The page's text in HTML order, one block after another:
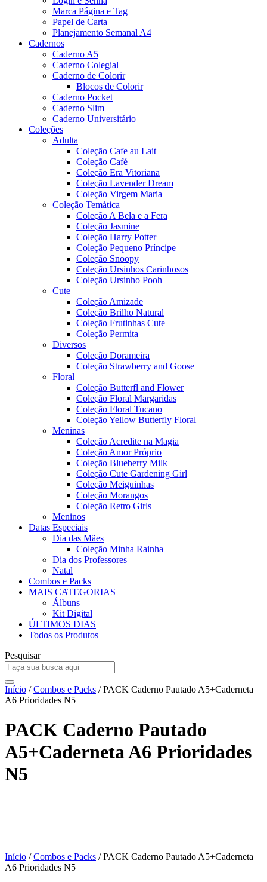
Marca Página e Tag
Papel de Carta
Planejamento Semanal A4
Cadernos
Caderno A5
Caderno Colegial
Caderno de Colorir
Blocos de Colorir
Caderno Pocket
Caderno Slim
Caderno Universitário
Coleções
Adulta
Coleção Cafe au Lait
Coleção Café
Coleção Era Vitoriana
Coleção Lavender Dream
Coleção Virgem Maria
Coleção Temática
Coleção A Bela e a Fera
Coleção Jasmine
Coleção Harry Potter
Coleção Pequeno Príncipe
Coleção Snoopy
Coleção Ursinhos Carinhosos
Coleção Ursinho Pooh
Cute
Coleção Amizade
Coleção Brilho Natural
Coleção Frutinhas Cute
Coleção Permita
Diversos
Coleção Dorameira
Coleção Strawberry and Goose
Floral
Coleção Butterfl and Flower
Coleção Floral Margaridas
Coleção Floral Tucano
Coleção Yellow Butterfly Floral
Meninas
Coleção Acredite na Magia
Coleção Amor Próprio
Coleção Blueberry Milk
Coleção Cute Gardening Girl
Coleção Meiguinhas
Coleção Morangos
Coleção Retro Girls
Meninos
Datas Especiais
Dia das Mães
Coleção Minha Rainha
Dia dos Professores
Natal
Combos e Packs
MAIS CATEGORIAS
Álbuns
Kit Digital
ÚLTIMOS DIAS
Todos os Produtos
Pesquisar
Início /Combos e Packs / PACK Caderno Pautado A5+Caderneta
A6 Prioridades N5
PACK Caderno Pautado
A5+Caderneta A6 Prioridades
N5
Início /Combos e Packs / PACK Caderno Pautado A5+Caderneta
A6 Prioridades N5